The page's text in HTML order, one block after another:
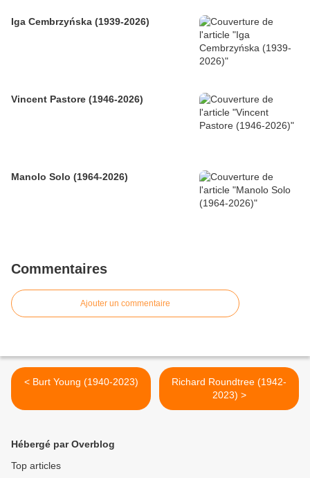
Iga Cembrzyńska (1939-2026)
Vincent Pastore (1946-2026)
Manolo Solo (1964-2026)
Commentaires
Ajouter un commentaire
< Burt Young (1940-2023)
Richard Roundtree (1942-
2023) >
Hébergé par Overblog
Top articles